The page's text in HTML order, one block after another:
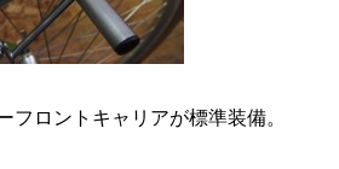
フロントキャリアが標準装備。